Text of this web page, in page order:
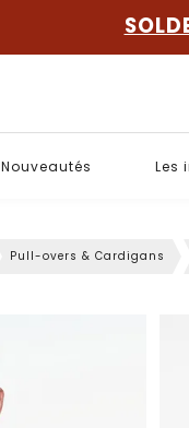
Nouveautés Les
Pull-overs & Cardigans